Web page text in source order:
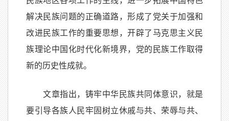
解决民族问题的正确道路，形成了党关于加强和
改进民族工作的重要思想，开辟了马克思主义民
族理论中国化时代化新境界，党的民族工作取得
新的历史性成就。
文章指出，铸牢中华民族共同体意识，就是
要引导各族人民牢固树立休戚与共、荣辱与共、